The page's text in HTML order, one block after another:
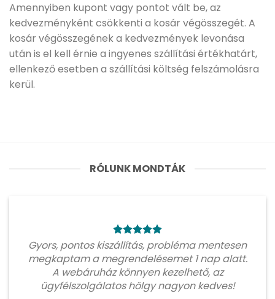
Amennyiben kupont vagy pontot vált be, az
kedvezményként csökkenti a kosár végösszegét. A
kosár végösszegének a kedvezmények levonása
után is el kell érnie a ingyenes szállítási értékhatárt,
ellenkező esetben a szállítási költség felszámolásra
kerül.
RÓLUNK MONDTÁK
Gyors, pontos kiszállítás, probléma mentesen
megkaptam a megrendelésemet 1 nap alatt.
A webáruház könnyen kezelhető, az
ügyfélszolgálatos hölgy nagyon kedves!